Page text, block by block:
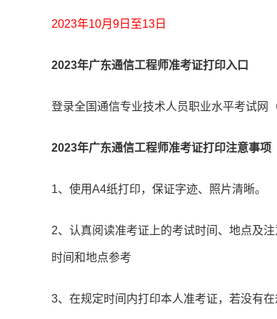
2023年10月9日至13日
2023年广东通信工程师准考证打印入口
登录全国通信专业技术人员职业水平考试网
2023年广东通信工程师准考证打印注意事项
1、使用A4纸打印，保证字迹、照片清晰。
2、认真阅读准考证上的考试时间、地点及
时间和地点参考
3、在规定时间内打印本人准考证，若没有